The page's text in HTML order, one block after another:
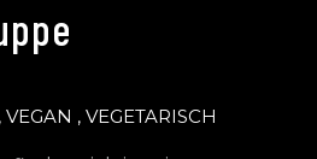
, VEGAN , VEGETARISCH